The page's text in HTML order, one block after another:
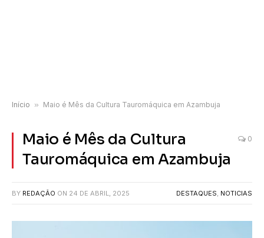
Início » Maio é Mês da Cultura Tauromáquica em Azambuja
Maio é Mês da Cultura
Tauromáquica em Azambuja
0
BY REDAÇÃO ON 24 DE ABRIL, 2025 DESTAQUES, NOTICIAS